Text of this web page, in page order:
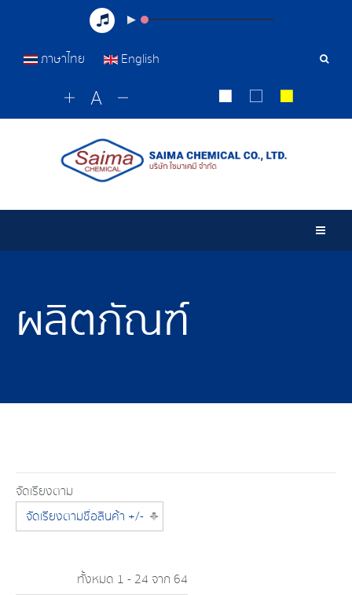
เครื่อ
ภาษาไทย English
ผลิตภัณฑ์
จัดเรียงตาม
จัดเรียงตามชื่อสินค้า +/-
ทั้งหมด 1 - 24 จาก 64